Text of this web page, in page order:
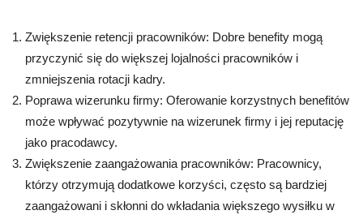
Zwiększenie retencji pracowników: Dobre benefity mogą
przyczynić się do większej lojalności pracowników i
zmniejszenia rotacji kadry.
Poprawa wizerunku firmy: Oferowanie korzystnych benefitów
może wpływać pozytywnie na wizerunek firmy i jej reputację
jako pracodawcy.
Zwiększenie zaangażowania pracowników: Pracownicy,
którzy otrzymują dodatkowe korzyści, często są bardziej
zaangażowani i skłonni do wkładania większego wysiłku w